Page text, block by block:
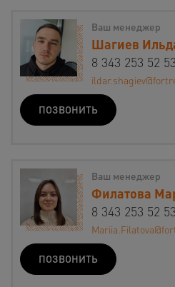
Ваш менеджер
Шагиев
8 343 253 52
ПОЗВОНИТЬ
Ваш менеджер
Филатова
8 343 253 52
ПОЗВОНИТЬ